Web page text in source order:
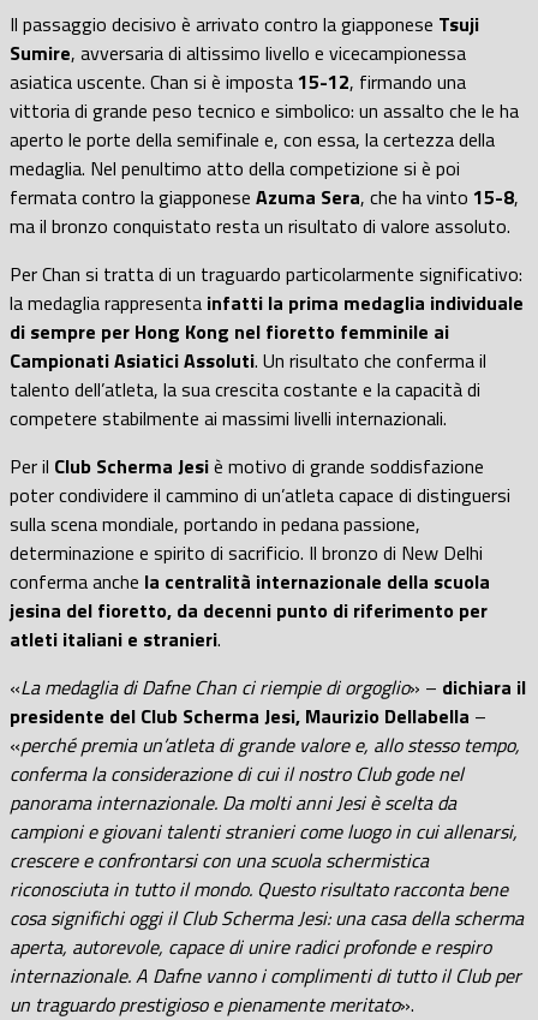
Il passaggio decisivo è arrivato contro la giapponese Tsuji
Sumire, avversaria di altissimo livello e vicecampionessa
asiatica uscente. Chan si è imposta15-12, firmando una
vittoria di grande peso tecnico e simbolico: un assalto che le ha
aperto le porte della semifinale e, con essa, la certezza della
medaglia. Nel penultimo atto della competizione si è poi
fermata contro la giapponese Azuma Sera, che ha vinto 15-8,
ma il bronzo conquistato resta un risultato di valore assoluto.
Per Chan si tratta di un traguardo particolarmente significativo:
la medaglia rappresenta infatti la prima medaglia individuale
di sempre per Hong Kong nel fioretto femminile ai
Campionati Asiatici Assoluti. Un risultato che conferma il
talento dell’atleta, la sua crescita costante e la capacità di
competere stabilmente ai massimi livelli internazionali.
Per il Club Scherma Jesiè motivo di grande soddisfazione
poter condividere il cammino di un’atleta capace di distinguersi
sulla scena mondiale, portando in pedana passione,
determinazione e spirito di sacrificio. Il bronzo di New Delhi
conferma anche la centralità internazionale della scuola
jesina del fioretto, da decenni punto di riferimento per
atleti italiani e stranieri.
«La medaglia di Dafne Chan ci riempie di orgoglio» – dichiara il
presidente del Club Scherma Jesi, Maurizio Dellabella –
«perché premia un’atleta di grande valore e, allo stesso tempo,
conferma la considerazione di cui il nostro Club gode nel
panorama internazionale. Da molti anni Jesi è scelta da
campioni e giovani talenti stranieri come luogo in cui allenarsi,
crescere e confrontarsi con una scuola schermistica
riconosciuta in tutto il mondo. Questo risultato racconta bene
cosa significhi oggi il Club Scherma Jesi: una casa della scherma
aperta, autorevole, capace di unire radici profonde e respiro
internazionale. A Dafne vanno i complimenti di tutto il Club per
un traguardo prestigioso e pienamente meritato».